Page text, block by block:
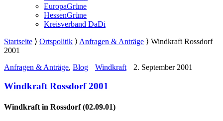
EuropaGrüne
HessenGrüne
Kreisverband DaDi
Startseite ⟩ Ortspolitik ⟩ Anfragen & Anträge ⟩ Windkraft Rossdorf
2001
Anfragen & Anträge, Blog Windkraft 2. September 2001
Windkraft Rossdorf 2001
Windkraft in Rossdorf (02.09.01)